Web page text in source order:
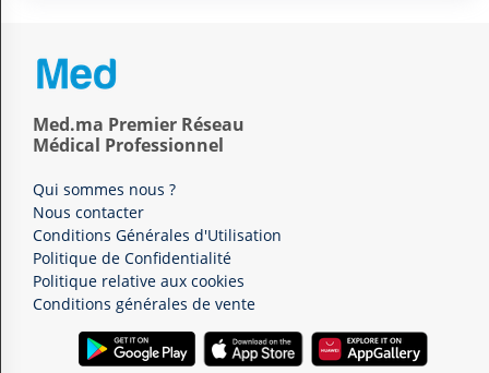
Med.ma Premier Réseau
Médical Professionnel
Qui sommes nous ?
Nous contacter
Conditions Générales d'Utilisation
Politique de Confidentialité
Politique relative aux cookies
Conditions générales de vente